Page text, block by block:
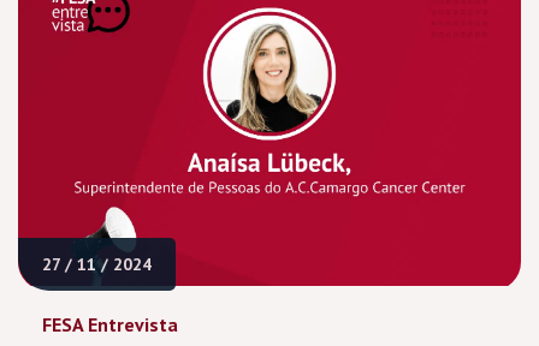
27 / 11 / 2024
FESA Entrevista